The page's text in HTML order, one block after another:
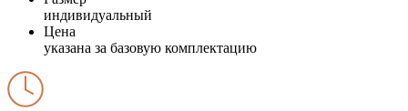
индивидуальный
Цена
указана за базовую комплектацию